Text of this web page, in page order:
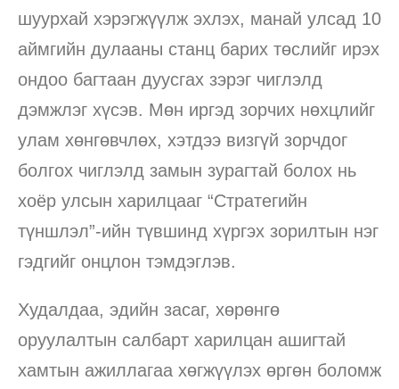
шуурхай хэрэгжүүлж эхлэх, манай улсад 10
аймгийн дулааны станц барих төслийг ирэх
ондоо багтаан дуусгах зэрэг чиглэлд
дэмжлэг хүсэв. Мөн иргэд зорчих нөхцлийг
улам хөнгөвчлөх, хэтдээ визгүй зорчдог
болгох чиглэлд замын зурагтай болох нь
хоёр улсын харилцааг “Стратегийн
түншлэл”-ийн түвшинд хүргэх зорилтын нэг
гэдгийг онцлон тэмдэглэв.
Худалдаа, эдийн засаг, хөрөнгө
оруулалтын салбарт харилцан ашигтай
хамтын ажиллагаа хөгжүүлэх өргөн боломж